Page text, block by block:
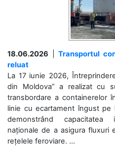
18.06.2026
Transportul
reluat
La 17 iunie 2026,
din Moldova” a realizat cu
transbordare a containerelor
linie cu ecartament îngust pe
demonstrând capacitatea
naționale de a asigura fluxuri
rețelele feroviare. ...